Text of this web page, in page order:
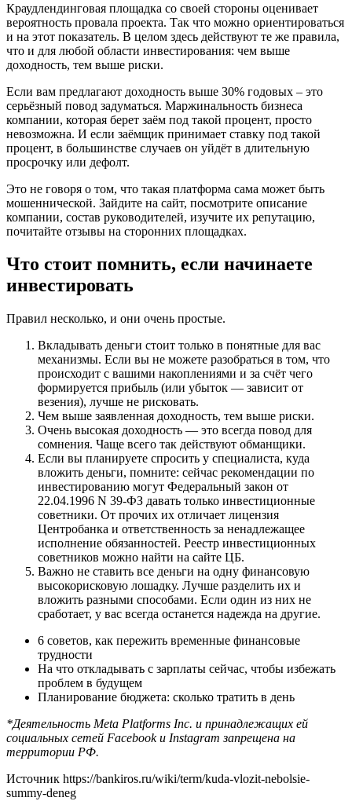
Краудлендинговая площадка со своей стороны оценивает
вероятность провала проекта. Так что можно ориентироваться
и на этот показатель. В целом здесь действуют те же правила,
что и для любой области инвестирования: чем выше
доходность, тем выше риски.
Если вам предлагают доходность выше 30% годовых – это
серьёзный повод задуматься. Маржинальность бизнеса
компании, которая берет заём под такой процент, просто
невозможна. И если заёмщик принимает ставку под такой
процент, в большинстве случаев он уйдёт в длительную
просрочку или дефолт.
Это не говоря о том, что такая платформа сама может быть
мошеннической. Зайдите на сайт, посмотрите описание
компании, состав руководителей, изучите их репутацию,
почитайте отзывы на сторонних площадках.
Что стоит помнить, если начинаете
инвестировать
Правил несколько, и они очень простые.
Вкладывать деньги стоит только в понятные для вас
механизмы. Если вы не можете разобраться в том, что
происходит с вашими накоплениями и за счёт чего
формируется прибыль (или убыток — зависит от
везения), лучше не рисковать.
Чем выше заявленная доходность, тем выше риски.
Очень высокая доходность — это всегда повод для
сомнения. Чаще всего так действуют обманщики.
Если вы планируете спросить у специалиста, куда
вложить деньги, помните: сейчас рекомендации по
инвестированию могут Федеральный закон от
22.04.1996 N 39‑ФЗ давать только инвестиционные
советники. От прочих их отличает лицензия
Центробанка и ответственность за ненадлежащее
исполнение обязанностей. Реестр инвестиционных
советников можно найти на сайте ЦБ.
Важно не ставить все деньги на одну финансовую
высокорисковую лошадку. Лучше разделить их и
вложить разными способами. Если один из них не
сработает, у вас всегда останется надежда на другие.
6 советов, как пережить временные финансовые
трудности
На что откладывать с зарплаты сейчас, чтобы избежать
проблем в будущем
Планирование бюджета: сколько тратить в день
*Деятельность Meta Platforms Inc. и принадлежащих ей
социальных сетей Facebook и Instagram запрещена на
территории РФ.
Источник https://bankiros.ru/wiki/term/kuda-vlozit-nebolsie-
summy-deneg